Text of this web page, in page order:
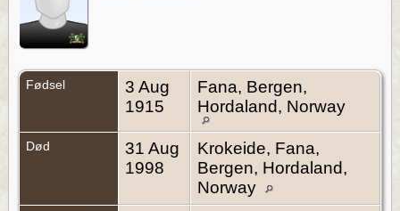
Fødsel
3 Aug
1915
Fana, Bergen,
Hordaland, Norway
Død
31 Aug
1998
Krokeide, Fana,
Bergen, Hordaland,
Norway